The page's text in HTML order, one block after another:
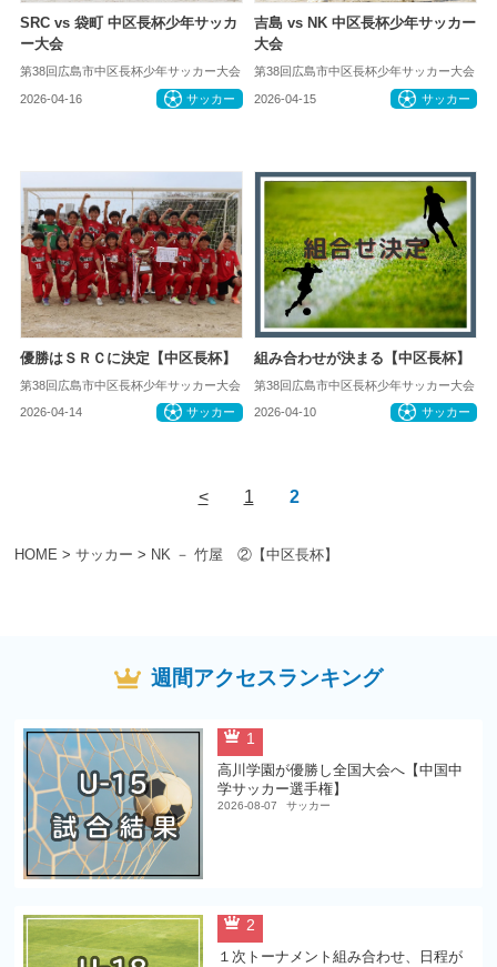
HOME > サッカー > NK － 竹屋 ②【中区長杯】
SRC vs 袋町 中区長杯少年サッカ
ー大会
第38回広島市中区長杯少年サッカー大会
2026-04-16 サッカー
吉島 vs NK 中区長杯少年サッカー
大会
第38回広島市中区長杯少年サッカー大会
2026-04-15 サッカー
優勝はＳＲＣに決定【中区長杯】
第38回広島市中区長杯少年サッカー大会
2026-04-14 サッカー
組み合わせが決まる【中区長杯】
第38回広島市中区長杯少年サッカー大会
2026-04-10 サッカー
< 1 2
週間アクセスランキング
1
高川学園が優勝し全国大会へ【中国中
学サッカー選手権】
2026-08-07 サッカー
2
１次トーナメント組み合わせ、日程が